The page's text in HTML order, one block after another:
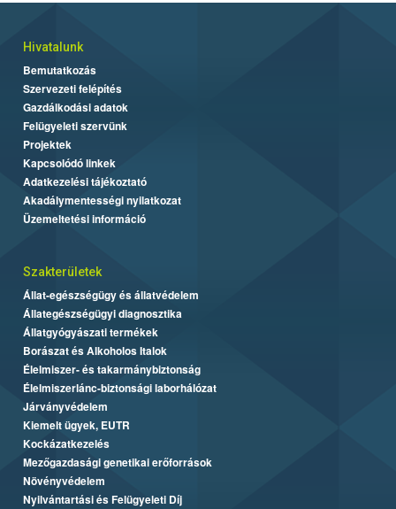
Hivatalunk
Bemutatkozás
Szervezeti felépítés
Gazdálkodási adatok
Felügyeleti szervünk
Projektek
Kapcsolódó linkek
Adatkezelési tájékoztató
Akadálymentességi nyilatkozat
Üzemeltetési információ
Szakterületek
Állat-egészségügy és állatvédelem
Állategészségügyi diagnosztika
Állatgyógyászati termékek
Borászat és Alkoholos Italok
Élelmiszer- és takarmánybiztonság
Élelmiszerlánc-biztonsági laborhálózat
Járványvédelem
Kiemelt ügyek, EUTR
Kockázatkezelés
Mezőgazdasági genetikai erőforrások
Növényvédelem
Nyilvántartási és Felügyeleti Díj